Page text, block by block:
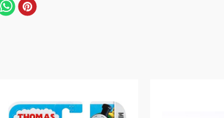
meses contra defeitos de fabricação